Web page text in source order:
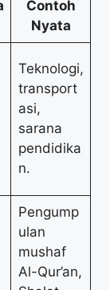
Contoh
Nyata
Teknologi,
transport
asi,
sarana
pendidika
n.
Pengump
ulan
mushaf
Al-Qur’an,